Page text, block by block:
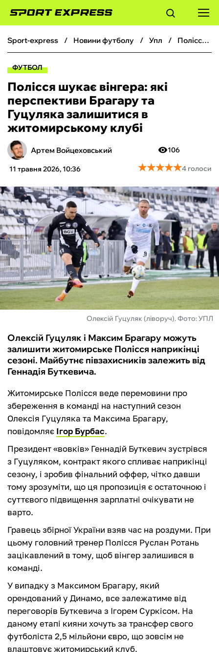
ФУТБОЛ
БОКС
ХОКЕЙ
ТЕНІС
КІБЕРСПОРТ
ЧС-2026
ФУТЗАЛ
ІНШІ
БУКМЕКЕРИ
sport-express новини футболу упл Полісся шукає вінгера: які перспективи Брагару та Гуцуляка залишитися в житомирському клубі
ФУТБОЛ
Полісся шукає вінгера: які
перспективи Брагару та
Гуцуляка залишитися в
житомирському клубі
Артем Войцеховський
11 травня 2026, 10:36
106
★★★★★
★★★★★4 голоси
Олексій Гуцуляк (ліворуч). Фото: УПЛ
Олексій Гуцуляк і Максим Брагару можуть
залишити житомирське Полісся наприкінці
сезоні. Майбутнє півзахисників залежить від
Геннадія Буткевича.
Житомирське Полісся веде перемовини про
збереження в команді на наступний сезон
Олексія Гуцуляка та Максима Брагару,
повідомляє Ігор Бурбас.
Президент «вовків» Геннадій Буткевич зустрівся
з Гуцуляком, контракт якого спливає наприкінці
сезону, і зробив фінальний оффер, чітко давши
тому зрозуміти, що ця пропозиція є остаточною і
суттєвого підвищення зарплатні очікувати не
варто.
Гравець збірної України взяв час на роздуми. При
цьому головний тренер Полісся Руслан Ротань
зацікавлений в тому, щоб вінгер залишився в
команді.
У випадку з Максимом Брагару, який
орендований у Динамо, все залежатиме від
переговорів Буткевича з Ігорем Суркісом. На
даному етапі кияни хочуть за трансфер свого
футболіста 2,5 мільйони євро, що зовсім не
влаштовує житомирський клуб.